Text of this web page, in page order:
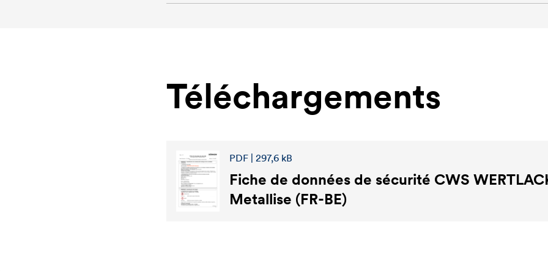
Téléchargements
PDF | 297,6 kB
Fiche de données de sécurité CWS
Metallise (FR-BE)